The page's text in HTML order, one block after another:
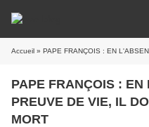
Accueil » PAPE FRANÇOIS : EN L'ABSENCE DE
PAPE FRANÇOIS :
PREUVE DE VIE, IL
MORT